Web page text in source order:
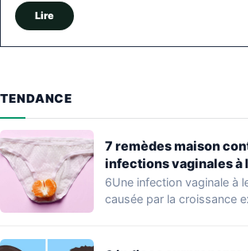
Lire
TENDANCE
7 remèdes maison
infections vaginales à
6Une infection vaginale à
causée par la croissance